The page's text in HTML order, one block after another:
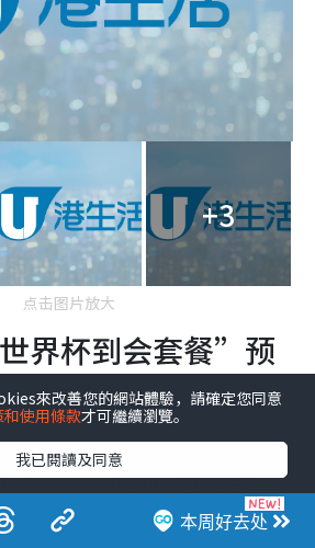
+3
点击图片放大
界杯到会套餐”预
到
2026年6月11日至7
月19日
本周好去处
來改善您的網站體驗，請確定您同意
使用條款才可繼續瀏覽。
我已閱讀及同意